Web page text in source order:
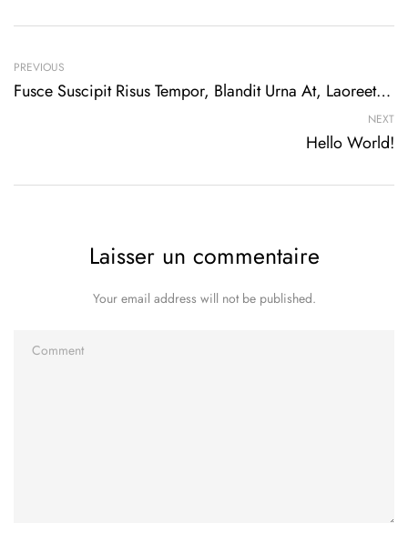
PREVIOUS
Fusce Suscipit Risus Tempor, Blandit Urna At, Laoreet Ex
NEXT
Hello World!
Laisser un commentaire
Your email address will not be published.